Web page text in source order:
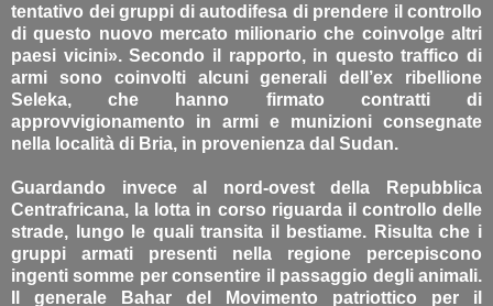
tentativo dei gruppi di autodifesa di prendere il controllo
di questo nuovo mercato milionario che coinvolge altri
paesi vicini». Secondo il rapporto, in questo traffico di
armi sono coinvolti alcuni generali dell’ex ribellione
Seleka, che hanno firmato contratti di
approvvigionamento in armi e munizioni consegnate
nella località di Bria, in provenienza dal Sudan.
Guardando invece al nord-ovest della Repubblica
Centrafricana, la lotta in corso riguarda il controllo delle
strade, lungo le quali transita il bestiame. Risulta che i
gruppi armati presenti nella regione percepiscono
ingenti somme per consentire il passaggio degli animali.
Il generale Bahar del Movimento patriottico per il